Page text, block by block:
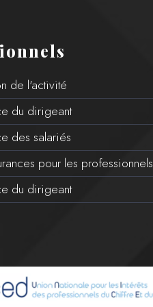
de l'activité
du dirigeant
des salariés
pour les professionnels
du dirigeant